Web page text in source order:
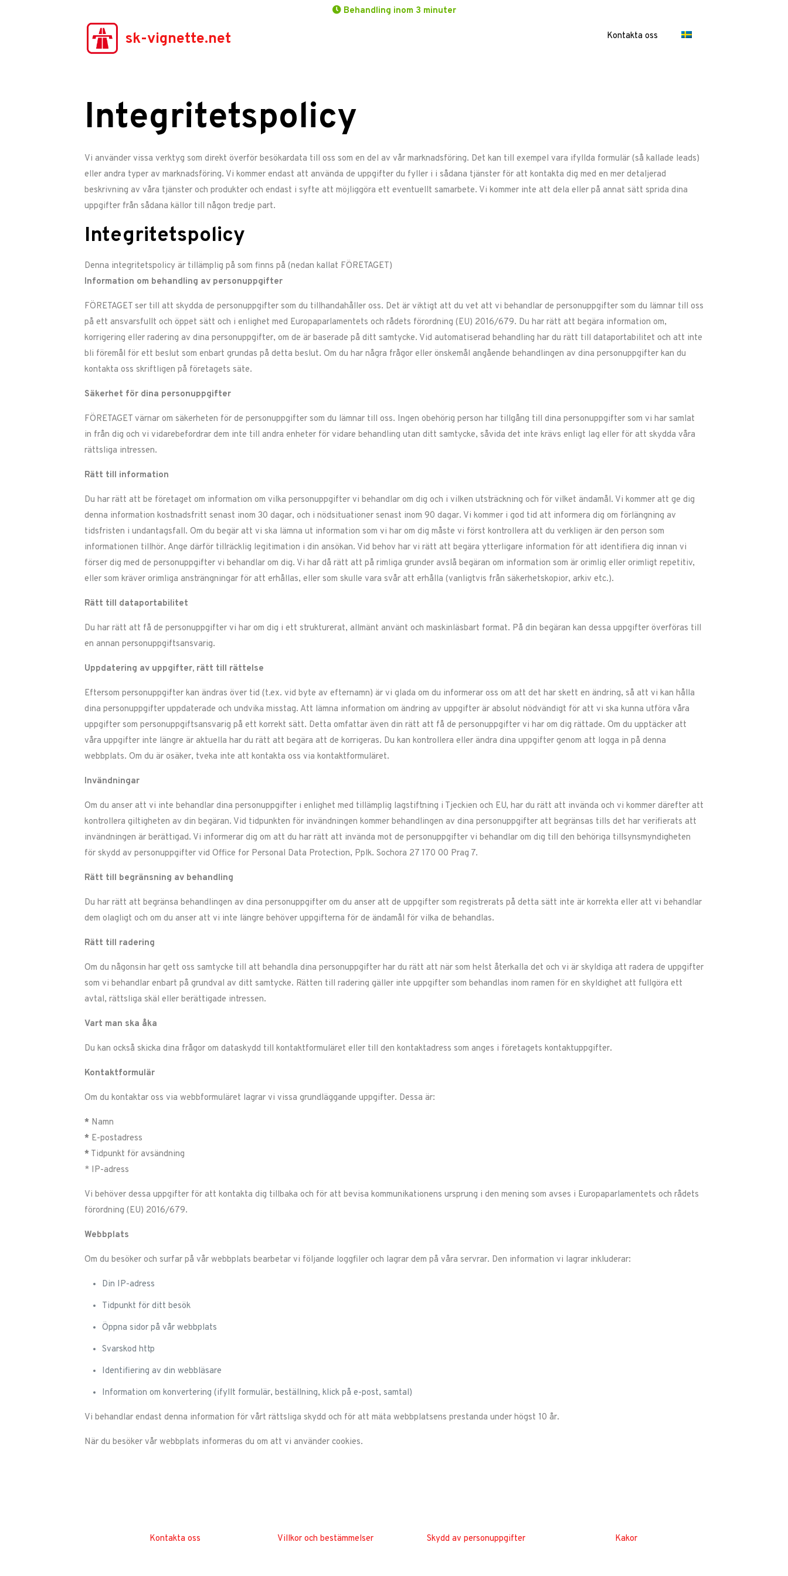
Behandling inom 3 minuter
sk-vignette.net Kontakta oss
Integritetspolicy
Vi använder vissa verktyg som direkt överför besökardata till oss som en del av vår marknadsföring. Det kan till exempel vara ifyllda formulär (så kallade leads)
eller andra typer av marknadsföring. Vi kommer endast att använda de uppgifter du fyller i i sådana tjänster för att kontakta dig med en mer detaljerad
beskrivning av våra tjänster och produkter och endast i syfte att möjliggöra ett eventuellt samarbete. Vi kommer inte att dela eller på annat sätt sprida dina
uppgifter från sådana källor till någon tredje part.
Integritetspolicy
Denna integritetspolicy är tillämplig på som finns på (nedan kallat FÖRETAGET)
Information om behandling av personuppgifter
FÖRETAGET ser till att skydda de personuppgifter som du tillhandahåller oss. Det är viktigt att du vet att vi behandlar de personuppgifter som du lämnar till oss
på ett ansvarsfullt och öppet sätt och i enlighet med Europaparlamentets och rådets förordning (EU) 2016/679. Du har rätt att begära information om,
korrigering eller radering av dina personuppgifter, om de är baserade på ditt samtycke. Vid automatiserad behandling har du rätt till dataportabilitet och att inte
bli föremål för ett beslut som enbart grundas på detta beslut. Om du har några frågor eller önskemål angående behandlingen av dina personuppgifter kan du
kontakta oss skriftligen på företagets säte.
Säkerhet för dina personuppgifter
FÖRETAGET värnar om säkerheten för de personuppgifter som du lämnar till oss. Ingen obehörig person har tillgång till dina personuppgifter som vi har samlat
in från dig och vi vidarebefordrar dem inte till andra enheter för vidare behandling utan ditt samtycke, såvida det inte krävs enligt lag eller för att skydda våra
rättsliga intressen.
Rätt till information
Du har rätt att be företaget om information om vilka personuppgifter vi behandlar om dig och i vilken utsträckning och för vilket ändamål. Vi kommer att ge dig
denna information kostnadsfritt senast inom 30 dagar, och i nödsituationer senast inom 90 dagar. Vi kommer i god tid att informera dig om förlängning av
tidsfristen i undantagsfall. Om du begär att vi ska lämna ut information som vi har om dig måste vi först kontrollera att du verkligen är den person som
informationen tillhör. Ange därför tillräcklig legitimation i din ansökan. Vid behov har vi rätt att begära ytterligare information för att identifiera dig innan vi
förser dig med de personuppgifter vi behandlar om dig. Vi har då rätt att på rimliga grunder avslå begäran om information som är orimlig eller orimligt repetitiv,
eller som kräver orimliga ansträngningar för att erhållas, eller som skulle vara svår att erhålla (vanligtvis från säkerhetskopior, arkiv etc.).
Rätt till dataportabilitet
Du har rätt att få de personuppgifter vi har om dig i ett strukturerat, allmänt använt och maskinläsbart format. På din begäran kan dessa uppgifter överföras till
en annan personuppgiftsansvarig.
Uppdatering av uppgifter, rätt till rättelse
Eftersom personuppgifter kan ändras över tid (t.ex. vid byte av efternamn) är vi glada om du informerar oss om att det har skett en ändring, så att vi kan hålla
dina personuppgifter uppdaterade och undvika misstag. Att lämna information om ändring av uppgifter är absolut nödvändigt för att vi ska kunna utföra våra
uppgifter som personuppgiftsansvarig på ett korrekt sätt. Detta omfattar även din rätt att få de personuppgifter vi har om dig rättade. Om du upptäcker att
våra uppgifter inte längre är aktuella har du rätt att begära att de korrigeras. Du kan kontrollera eller ändra dina uppgifter genom att logga in på denna
webbplats. Om du är osäker, tveka inte att kontakta oss via kontaktformuläret.
Invändningar
Om du anser att vi inte behandlar dina personuppgifter i enlighet med tillämplig lagstiftning i Tjeckien och EU, har du rätt att invända och vi kommer därefter att
kontrollera giltigheten av din begäran. Vid tidpunkten för invändningen kommer behandlingen av dina personuppgifter att begränsas tills det har verifierats att
invändningen är berättigad. Vi informerar dig om att du har rätt att invända mot de personuppgifter vi behandlar om dig till den behöriga tillsynsmyndigheten
för skydd av personuppgifter vid Office for Personal Data Protection, Pplk. Sochora 27 170 00 Prag 7.
Rätt till begränsning av behandling
Du har rätt att begränsa behandlingen av dina personuppgifter om du anser att de uppgifter som registrerats på detta sätt inte är korrekta eller att vi behandlar
dem olagligt och om du anser att vi inte längre behöver uppgifterna för de ändamål för vilka de behandlas.
Rätt till radering
Om du någonsin har gett oss samtycke till att behandla dina personuppgifter har du rätt att när som helst återkalla det och vi är skyldiga att radera de uppgifter
som vi behandlar enbart på grundval av ditt samtycke. Rätten till radering gäller inte uppgifter som behandlas inom ramen för en skyldighet att fullgöra ett
avtal, rättsliga skäl eller berättigade intressen.
Vart man ska åka
Du kan också skicka dina frågor om dataskydd till kontaktformuläret eller till den kontaktadress som anges i företagets kontaktuppgifter.
Kontaktformulär
Om du kontaktar oss via webbformuläret lagrar vi vissa grundläggande uppgifter. Dessa är:
* Namn
* E-postadress
* Tidpunkt för avsändning
* IP-adress
Vi behöver dessa uppgifter för att kontakta dig tillbaka och för att bevisa kommunikationens ursprung i den mening som avses i Europaparlamentets och rådets
förordning (EU) 2016/679.
Webbplats
Om du besöker och surfar på vår webbplats bearbetar vi följande loggfiler och lagrar dem på våra servrar. Den information vi lagrar inkluderar:
Din IP-adress
Tidpunkt för ditt besök
Öppna sidor på vår webbplats
Svarskod http
Identifiering av din webbläsare
Information om konvertering (ifyllt formulär, beställning, klick på e-post, samtal)
Vi behandlar endast denna information för vårt rättsliga skydd och för att mäta webbplatsens prestanda under högst 10 år.
När du besöker vår webbplats informeras du om att vi använder cookies.
Kontakta oss Villkor och bestämmelser Skydd av personuppgifter Kakor